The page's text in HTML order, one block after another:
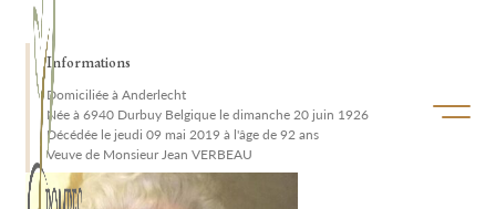
Ouvrir/
Informations
Domiciliée à Anderlecht
Née à 6940 Durbuy Belgique le dimanche 20 juin 1926
Décédée le jeudi 09 mai 2019 à l'âge de 92 ans
Veuve de Monsieur Jean VERBEAU